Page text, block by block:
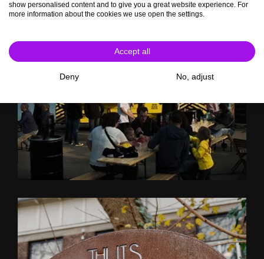
show personalised content and to give you a great website experience. For
more information about the cookies we use open the settings.
Accept all
Deny No, adjust